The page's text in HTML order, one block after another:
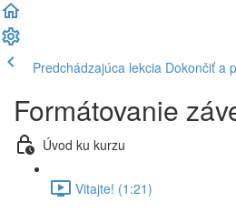
Predchádzajúca lekcia Dokončiť a
Formátovanie
Úvod ku kurzu
Vitajte! (1:21)